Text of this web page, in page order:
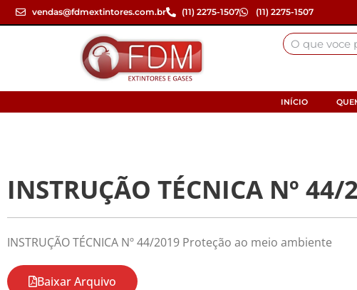
vendas@fdmextintores.com.br (11) 2275-1507 (11) 2275-1507
INÍCIO
INSTRUÇÃO TÉCNICA Nº
INSTRUÇÃO TÉCNICA Nº 44/2019 Proteção ao meio ambiente
Baixar Arquivo